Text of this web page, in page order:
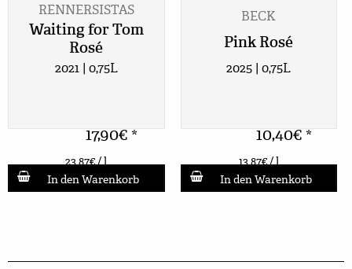
RENNERSISTAS
Waiting for Tom
Rosé
2021 | 0,75L
17,90€ *
23,87€/ l
In den Warenkorb
BECK
Pink Rosé
2025 | 0,75L
10,40€ *
13,87€/ l
In den Warenkorb